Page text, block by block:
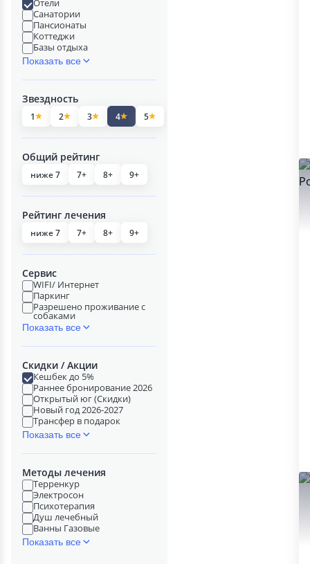
Отели
Санатории
Пансионаты
Коттеджи
Базы отдыха
Показать все
Звездность
1 2 3 4 5
Общий рейтинг
ниже 7 7+ 8+ 9+
Рейтинг лечения
ниже 7 7+ 8+ 9+
Сервис
WIFI/ Интернет
Паркинг
Разрешено проживание с
собаками
Показать все
Скидки / Акции
Кешбек до 5%
Раннее бронирование 2026
Открытый юг (Скидки)
Новый год 2026-2027
Трансфер в подарок
Показать все
Методы лечения
Терренкур
Электросон
Психотерапия
Душ лечебный
Ванны Газовые
Показать все